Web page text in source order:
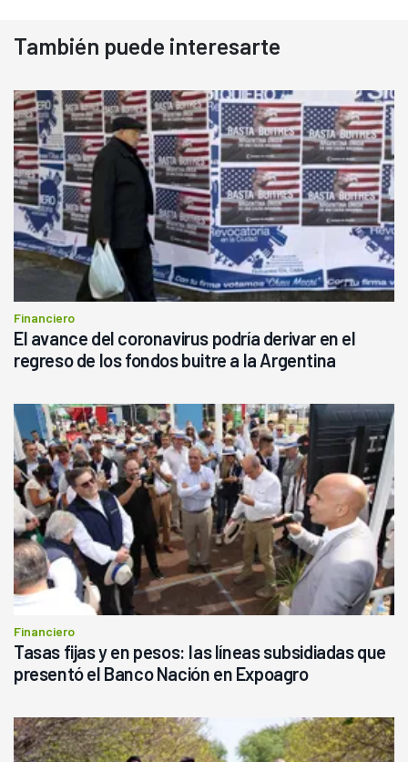
También puede interesarte
Financiero
El avance del coronavirus podría derivar en el
regreso de los fondos buitre a la Argentina
Financiero
Tasas fijas y en pesos: las líneas subsidiadas que
presentó el Banco Nación en Expoagro